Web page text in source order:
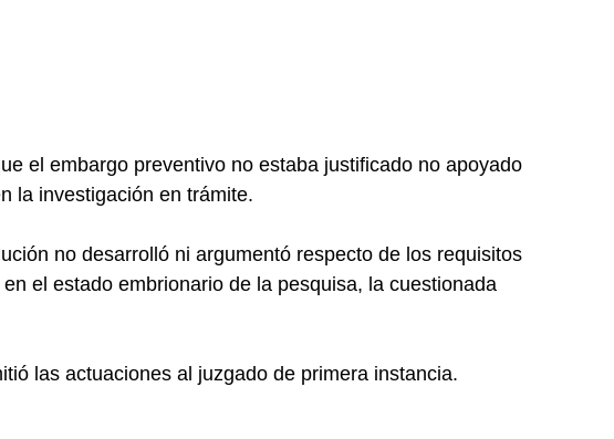
el embargo preventivo no estaba justificado no apoyado
la investigación en trámite.
no desarrolló ni argumentó respecto de los requisitos
el estado embrionario de la pesquisa, la cuestionada
las actuaciones al juzgado de primera instancia.